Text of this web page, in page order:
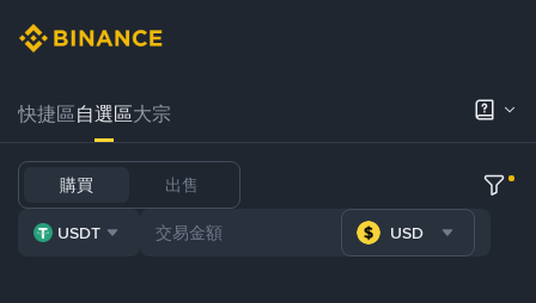
快捷區自選區大宗
購買 出售
USDT USD